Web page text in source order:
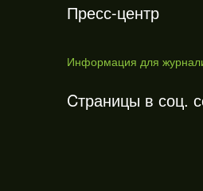
Пресс-центр
Информация для
Cтраницы в соц.